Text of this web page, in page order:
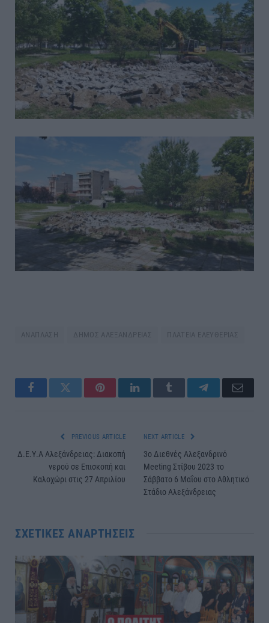
ΑΝΑΠΛΑΣΗ ΔΗΜΟΣ ΑΛΕΞΑΝΔΡΕΙΑΣ ΠΛΑΤΕΙΑ ΕΛΕΥΘΕΡΙΑΣ
FacebookTwitter PinterestLinkedInTumblr TelegramEmail
PREVIOUS ARTICLE
Δ.Ε.Υ.Α Αλεξάνδρειας: Διακοπή
νερού σε Επισκοπή και
Καλοχώρι στις 27 Απριλίου
NEXT ARTICLE
3ο Διεθνές Αλεξανδρινό
Meeting Στίβου 2023 το
Σάββατο 6 Μαΐου στο Αθλητικό
Στάδιο Αλεξάνδρειας
ΣΧΕΤΙΚΈΣ ΑΝΑΡΤΉΣΕΙΣ